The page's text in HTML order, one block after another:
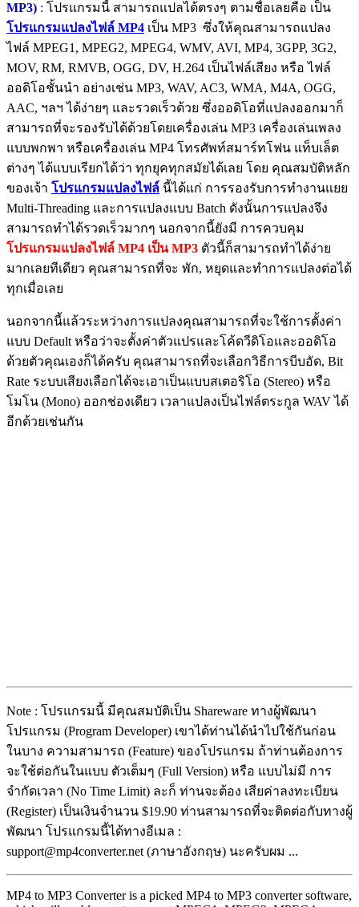
MP3) : โปรแกรมนี้ สามารถแปลได้ตรงๆ ตามชื่อเลยคือ เป็น
โปรแกรมแปลงไฟล์ MP4 เป็น MP3 ซึ่งให้คุณสามารถแปลง
ไฟล์ MPEG1, MPEG2, MPEG4, WMV, AVI, MP4, 3GPP, 3G2,
MOV, RM, RMVB, OGG, DV, H.264 เป็นไฟล์เสียง หรือ ไฟล์
ออดิโอชั้นนำ อย่างเช่น MP3, WAV, AC3, WMA, M4A, OGG,
AAC, ฯลฯ ได้ง่ายๆ และรวดเร็วด้วย ซึ่งออดิโอที่แปลงออกมาก็
สามารถที่จะรองรับได้ด้วยโดยเครื่องเล่น MP3 เครื่องเล่นเพลง
แบบพกพา หรือเครื่องเล่น MP4 โทรศัพท์สมาร์ทโฟน แท็บเล็ต
ต่างๆ ได้แบบเรียกได้ว่า ทุกยุคทุกสมัยได้เลย โดย คุณสมบัติหลัก
ของเจ้า โปรแกรมแปลงไฟล์ นี้ได้แก่ การรองรับการทำงานแยย
Multi-Threading และการแปลงแบบ Batch ดังนั้นการแปลงจึง
สามารถทำได้รวดเร็วมากๆ นอกจากนี้ยังมี การควบคุม
โปรแกรมแปลงไฟล์ MP4 เป็น MP3 ตัวนี้ก็สามารถทำได้ง่าย
มากเลยทีเดียว คุณสามารถที่จะ พัก, หยุดและทำการแปลงต่อได้
ทุกเมื่อเลย
นอกจากนี้แล้วระหว่างการแปลงคุณสามารถที่จะใช้การตั้งค่า
แบบ Default หรือว่าจะตั้งค่าตัวแปรและโค้ดวีดิโอและออดิโอ
ด้วยตัวคุณเองก็ได้ครับ คุณสามารถที่จะเลือกวิธีการบีบอัด, Bit
Rate ระบบเสียงเลือกได้จะเอาเป็นแบบสเตอริโอ (Stereo) หรือ
โมโน (Mono) ออกช่องเดียว เวลาแปลงเป็นไฟล์ตระกูล WAV ได้
อีกด้วยเช่นกัน
Note : โปรแกรมนี้ มีคุณสมบัติเป็น Shareware ทางผู้พัฒนา
โปรแกรม (Program Developer) เขาได้ท่านได้นำไปใช้กันก่อน
ในบาง ความสามารถ (Feature) ของโปรแกรม ถ้าท่านต้องการ
จะใช้ต่อกันในแบบ ตัวเต็มๆ (Full Version) หรือ แบบไม่มี การ
จำกัดเวลา (No Time Limit) ละก็ ท่านจะต้อง เสียค่าลงทะเบียน
(Register) เป็นเงินจำนวน $19.90 ท่านสามารถที่จะติดต่อกับทางผู้
พัฒนา โปรแกรมนี้ได้ทางอีเมล :
support@mp4converter.net (ภาษาอังกฤษ) นะครับผม ...
MP4 to MP3 Converter is a picked MP4 to MP3 converter software,